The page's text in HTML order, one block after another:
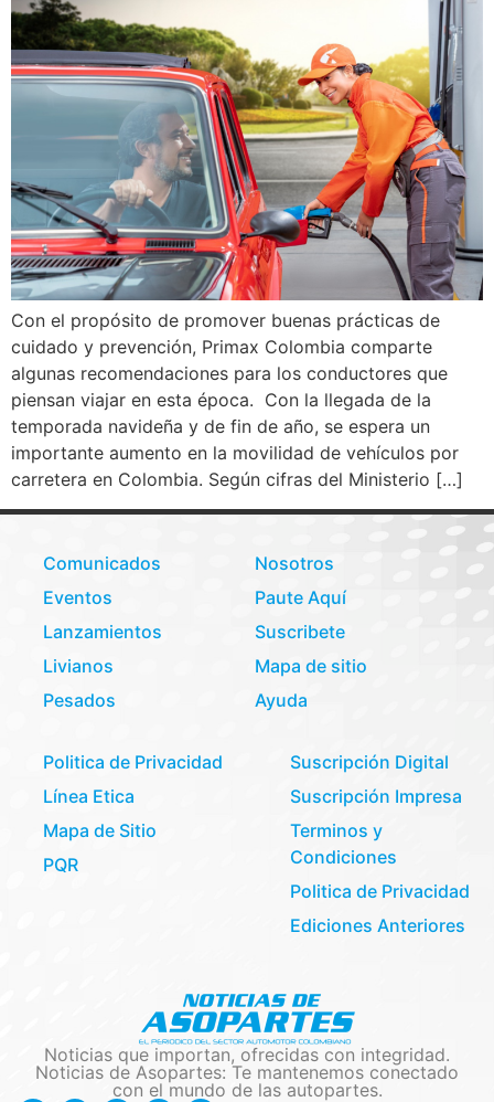
Con el propósito de promover buenas prácticas de
cuidado y prevención, Primax Colombia comparte
algunas recomendaciones para los conductores que
piensan viajar en esta época. Con la llegada de la
temporada navideña y de fin de año, se espera un
importante aumento en la movilidad de vehículos por
carretera en Colombia. Según cifras del Ministerio […]
Comunicados
Eventos
Lanzamientos
Livianos
Pesados
Nosotros
Paute Aquí
Suscribete
Mapa de sitio
Ayuda
Politica de Privacidad
Línea Etica
Mapa de Sitio
PQR
Suscripción Digital
Suscripción Impresa
Terminos y
Condiciones
Politica de Privacidad
Ediciones Anteriores
Noticias que importan, ofrecidas con integridad.
Noticias de Asopartes: Te mantenemos conectado
con el mundo de las autopartes.